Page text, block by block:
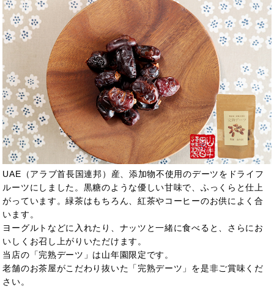
UAE（アラブ首長国連邦）産、添加物不使用のデーツをドライフ
ルーツにしました。黒糖のような優しい甘味で、ふっくらと仕上
がっています。緑茶はもちろん、紅茶やコーヒーのお供によく合
います。
ヨーグルトなどに入れたり、ナッツと一緒に食べると、さらにお
いしくお召し上がりいただけます。
当店の「完熟デーツ」は山年園限定です。
老舗のお茶屋がこだわり抜いた「完熟デーツ」を是非ご賞味くだ
さい。